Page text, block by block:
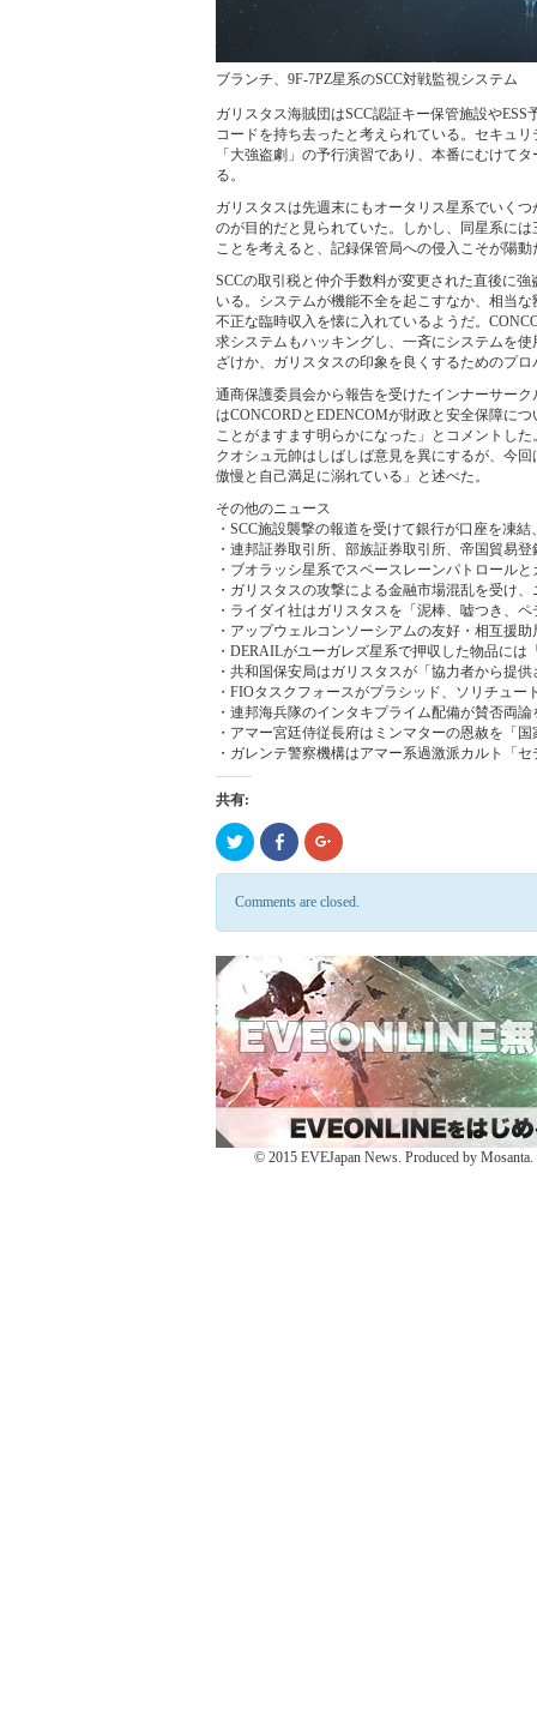
ブランチ、9F-7PZ星系のSCC対戦監視システム
ガリスタス海賊団はSCC認証キー保管施設や
コードを持ち去ったと考えられている。セキュ
「大強盗劇」の予行演習であり、本番にむけて
る。
ガリスタスは先週末にもオータリス星系でいく
のが目的だと見られていた。しかし、同星系に
ことを考えると、記録保管局への侵入こそが陽
SCCの取引税と仲介手数料が変更された直後に
いる。システムが機能不全を起こすなか、相当
不正な臨時収入を懐に入れているようだ。
求システムもハッキングし、一斉にシステムを
ざけか、ガリスタスの印象を良くするためのプ
通商保護委員会から報告を受けたインナーサー
はCONCORDとEDENCOMが財政と安全保障に
ことがますます明らかになった」とコメントし
クオシュ元帥はしばしば意見を異にするが、今
傲慢と自己満足に溺れている」と述べた。
その他のニュース
・SCC施設襲撃の報道を受けて銀行が口座を凍
・連邦証券取引所、部族証券取引所、帝国貿易
・ブオラッシ星系でスペースレーンパトロール
・ガリスタスの攻撃による金融市場混乱を受け
・ライダイ社はガリスタスを「泥棒、嘘つき、
・アップウェルコンソーシアムの友好・相互援
・DERAILがユーガレズ星系で押収した物品に
・共和国保安局はガリスタスが「協力者から提
・FIOタスクフォースがプラシッド、ソリチュ
・連邦海兵隊のインタキプライム配備が賛否両
・アマー宮廷侍従長府はミンマターの恩赦を「
・ガレンテ警察機構はアマー系過激派カルト「
共有:
ク
リ
し
て
共
(新
し
い
ウ
ィ
ン
ド
ウ
で
開
す)
Click
to
Facebook
(新
ン
ド
ウ
で
開
き
ま
す)
ク
リ
し
て
共
有
(新
し
い
ウ
ィ
ン
ド
ウ
で
開
き
ま
す)
Comments are closed.
© 2015 EVEJapan News. Produced by